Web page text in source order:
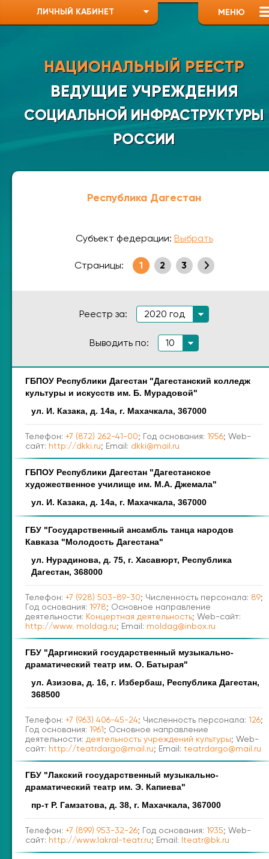
МЕНЮ
ЛИЧНЫЙ КАБИНЕТ
НАЦИОНАЛЬНЫЙ РЕЕСТР
ВЕДУЩИЕ УЧРЕЖДЕНИЯ
СОЦИАЛЬНОЙ ИНФРАСТРУКТУРЫ
РОССИИ
Республика Дагестан
Субъект федерации: Выбрать
Страницы: 1 2 3
Реестр за: 2020 год
Выводить по: 10
Наименование Адрес
ГБПОУ Республики Дагестан "Дагестанский колледж
культуры и искусств им. Б. Мурадовой"
ул. И. Казака, д. 14а, г. Махачкала, 367000
Телефон: +7 (872) 262-41-00; Год основания: 1956; Web-
сайт: http://dkki.ru; Email: dkki@mail.ru
ГБПОУ Республики Дагестан "Дагестанское
художественное училище им. М.А. Джемала"
ул. И. Казака, д. 14а, г. Махачкала, 367000
ГБУ "Государственный ансамбль танца народов
Кавказа "Молодость Дагестана"
ул. Нурадинова, д. 75, г. Хасавюрт, Республика
Дагестан, 368000
Телефон: +7 (928) 503-89-30; Численность персонала: 89;
Год основания: 1978; Основное направление
деятельности: Концертная деятельность; Web-сайт:
http://www. moldag.ru; Email: moldag@inbox.ru
ГБУ "Даргинский государственный музыкально-
драматический театр им. О. Батырая"
ул. Азизова, д. 16, г. Избербаш, Республика Дагестан,
368500
Телефон: +7 (963) 406-45-24; Численность персонала: 126;
Год основания: 1961; Основное направление
деятельности: деятельность учреждений культуры; Web-
сайт: http://teatrdargo@mail.ru; Email: teatrdargo@mail.ru
ГБУ "Лакский государственный музыкально-
драматический театр им. Э. Капиева"
пр-т Р. Гамзатова, д. 38, г. Махачкала, 367000
Телефон: +7 (899) 953-32-26; Год основания: 1935; Web-
сайт: http://www.lakral-teatr.ru; Email: lteatr@bk.ru